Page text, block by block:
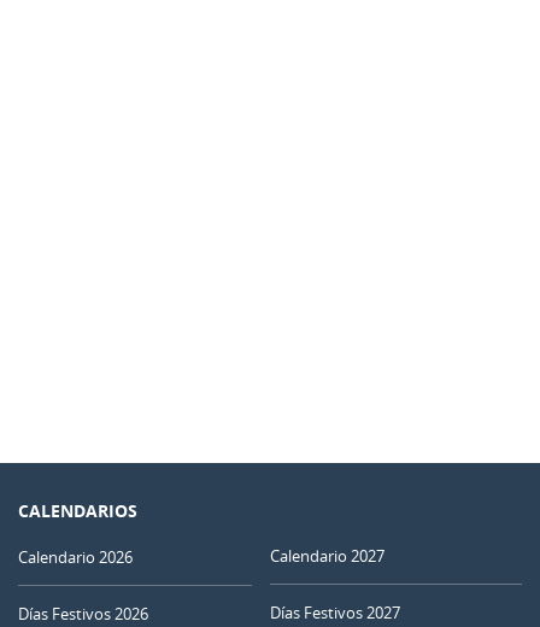
CALENDARIOS
Calendario 2026
Días Festivos 2026
Calendario 2027
Días Festivos 2027